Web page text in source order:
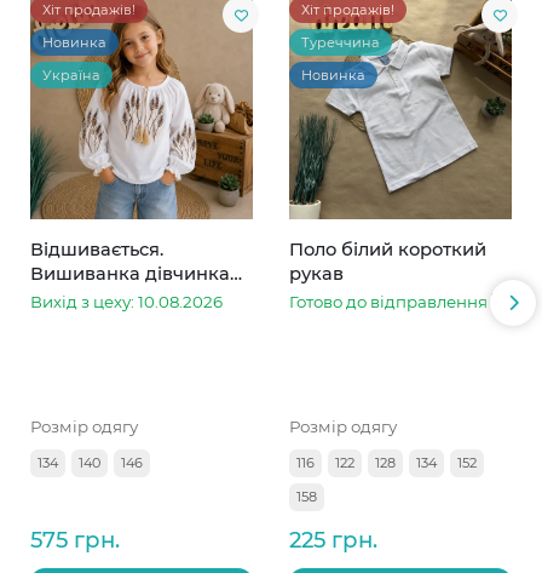
Хіт продажів!
Новинка
Україна
Відшивається.
Вишиванка дівчинка
колоски
Вихід з цеху: 10.08.2026
Розмір одягу
134 140 146
575 грн.
Хіт продажів!
Туреччина
Новинка
Поло білий короткий
рукав
Готово до відправлення
Розмір одягу
116 122 128 134
152
158
225 грн.